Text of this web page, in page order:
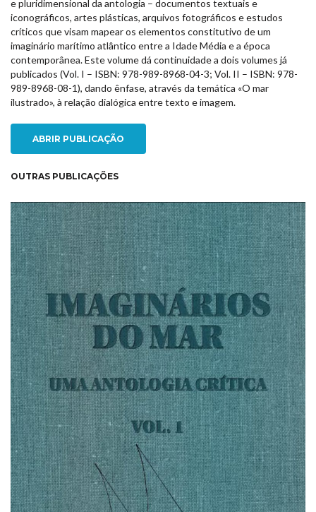
e pluridimensional da antologia – documentos textuais e
iconográficos, artes plásticas, arquivos fotográficos e estudos
críticos que visam mapear os elementos constitutivo de um
imaginário marítimo atlântico entre a Idade Média e a época
contemporânea. Este volume dá continuidade a dois volumes já
publicados (Vol. I – ISBN: 978-989-8968-04-3; Vol. II – ISBN: 978-
989-8968-08-1), dando ênfase, através da temática «O mar
ilustrado», à relação dialógica entre texto e imagem.
ABRIR PUBLICAÇÃO
OUTRAS PUBLICAÇÕES
NEW